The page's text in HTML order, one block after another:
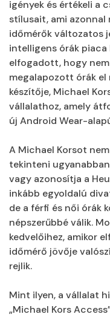
igények és értékeli a
stílusait, ami azonnal
időmérők változatos
intelligens órák piaca
elfogadott, hogy nem
megalapozott órák el
készítője, Michael
vállalathoz, amely
új Android Wear-
A Michael Korsot
tekinteni
vagy azonosítja a
inkább egyoldalú
de a férfi és női órák
népszerűbbé válik.
kedvelőihez, amikor
időmérő jövője
rejlik.
Mint ilyen, a vállalat
„Michael Kors